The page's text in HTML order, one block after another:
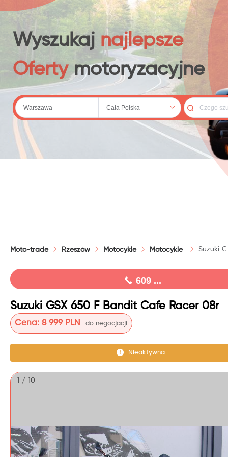
Wyszukaj najlepsze
Ofertymotoryzacyjne
Moto-trade Rzeszów Motocykle Motocykle Suzuki
609 ...
Suzuki GSX 650 F Bandit Cafe Racer 08r
Cena:8 999 PLN do negocjacji
Nieaktywna
1 / 10